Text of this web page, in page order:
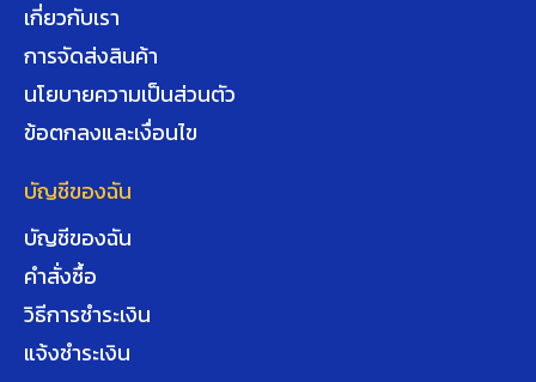
เกี่ยวกับเรา
การจัดส่งสินค้า
นโยบายความเป็นส่วนตัว
ข้อตกลงและเงื่อนไข
บัญชีของฉัน
บัญชีของฉัน
คำสั่งซื้อ
วิธีการชำระเงิน
แจ้งชำระเงิน